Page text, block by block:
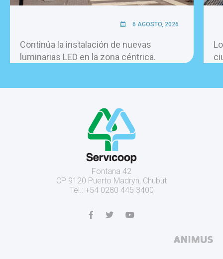
6 AGOSTO, 2026
Continúa la instalación de nuevas
luminarias LED en la zona céntrica.
Fontana 42
CP 9120 Puerto Madryn, Chubut
Tel.: +54 0280 445 3400